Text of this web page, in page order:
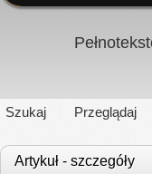
Szukaj Przeglądaj
Artykuł - szczegóły